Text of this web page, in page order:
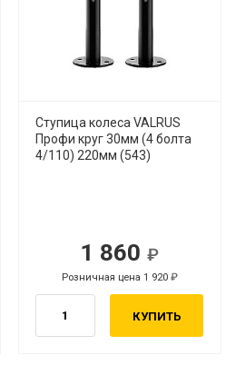
Ступица колеса VALRUS
Профи круг 30мм (4 болта
4/110) 220мм (543)
1 860
Розничная цена 1 920
КУПИТЬ